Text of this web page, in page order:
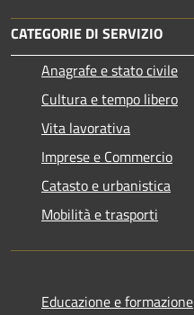
CATEGORIE DI SERVIZIO
Anagrafe e stato civile
Cultura e tempo libero
Vita lavorativa
Imprese e Commercio
Catasto e urbanistica
Mobilità e trasporti
Educazione e formazione